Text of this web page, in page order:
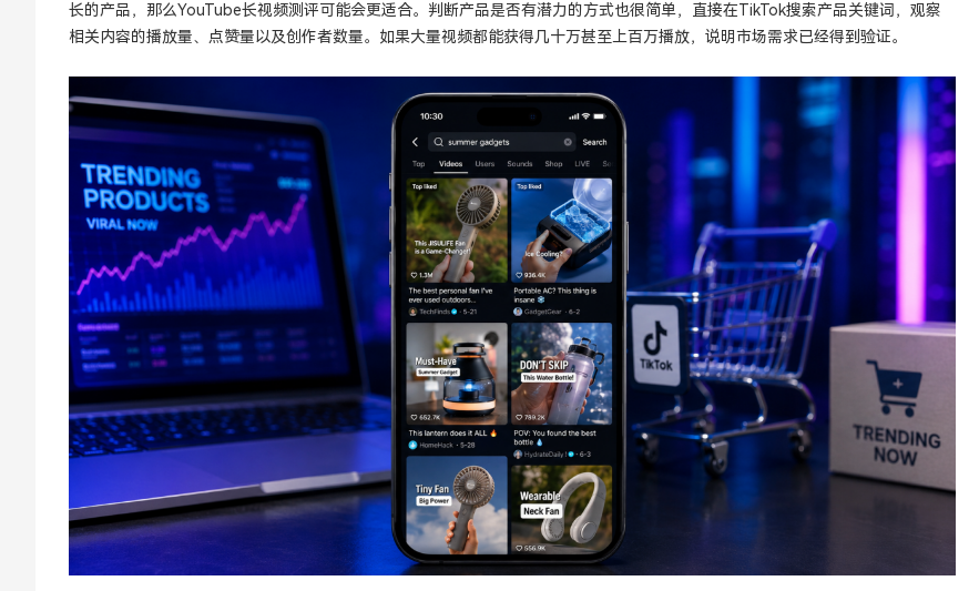
长的产品，那么YouTube长视频测评可能会更适合。判断产品是否有潜力的方式也很简单，直接在TikTok搜索产品关键词，观察
相关内容的播放量、点赞量以及创作者数量。如果大量视频都能获得几十万甚至上百万播放，说明市场需求已经得到验证。